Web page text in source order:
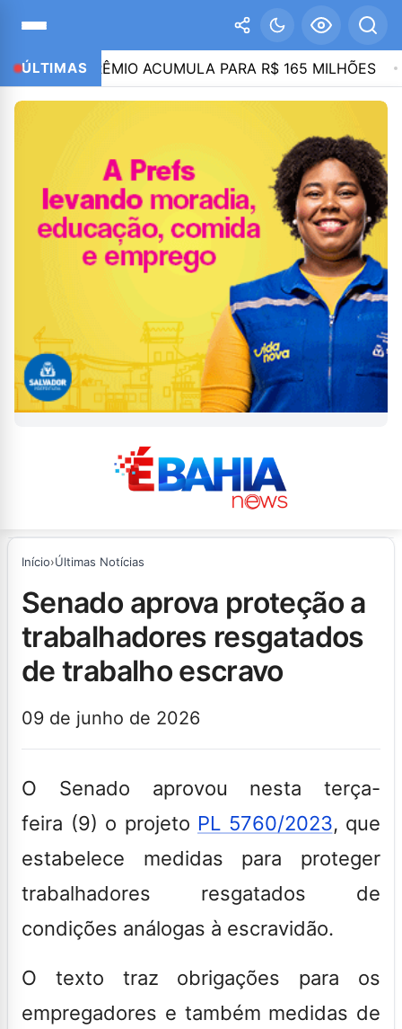
ÚLTIMAS
PRÊMIO ACUMULA PARA R$ 165 MILHÕES
Início›Últimas Notícias
senado aprova proteção a
trabalhadores resgatados
de trabalho escravo
09 de junho de 2026
O Senado aprovou nesta terça-
feira (9) o projeto PL 5760/2023, que
estabelece medidas para proteger
trabalhadores resgatados de
condições análogas à escravidão.
O texto traz obrigações para os
empregadores e também medidas de